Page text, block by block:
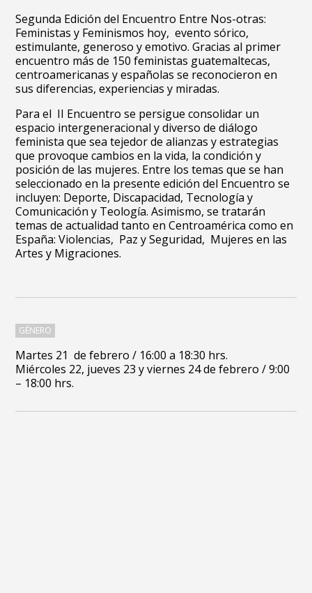
Martes 21 de febrero / 16:00 a 18:30 hrs.
Miércoles 22, jueves 23 y viernes 24 de febrero / 9:00
– 18:00 hrs.
Segunda Edición del Encuentro Entre Nos-otras:
Feministas y Feminismos hoy, evento sórico,
estimulante, generoso y emotivo. Gracias al primer
encuentro más de 150 feministas guatemaltecas,
centroamericanas y españolas se reconocieron en
sus diferencias, experiencias y miradas.
Para el II Encuentro se persigue consolidar un
espacio intergeneracional y diverso de diálogo
feminista que sea tejedor de alianzas y estrategias
que provoque cambios en la vida, la condición y
posición de las mujeres. Entre los temas que se han
seleccionado en la presente edición del Encuentro se
incluyen: Deporte, Discapacidad, Tecnología y
Comunicación y Teología. Asimismo, se tratarán
temas de actualidad tanto en Centroamérica como en
España: Violencias, Paz y Seguridad, Mujeres en las
Artes y Migraciones.
GÉNERO